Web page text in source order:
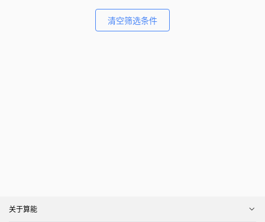
清空筛选条件
关于算能